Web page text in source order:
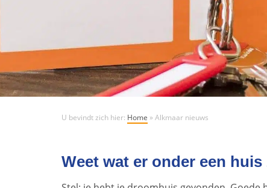
U bevindt zich hier: Home »Alkmaar nieuws
Weet wat er onder een